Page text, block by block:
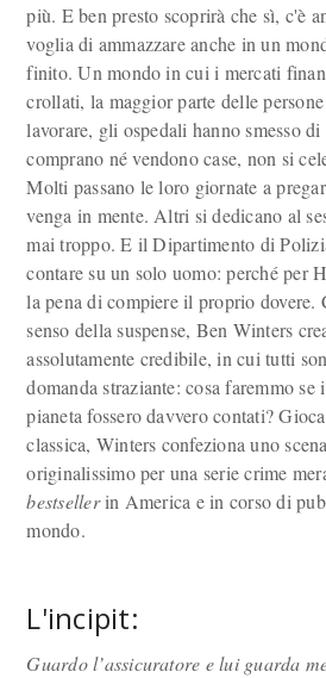
più. E ben presto scoprirà che sì, c'è
voglia di ammazzare anche in un
finito. Un mondo in cui i mercati
crollati, la maggior parte delle
lavorare, gli ospedali hanno smesso
comprano né vendono case, non si
Molti passano le loro giornate a
venga in mente. Altri si dedicano al
mai troppo. E il Dipartimento di
contare su un solo uomo: perché per
la pena di compiere il proprio dovere.
senso della suspense, Ben Winters
assolutamente credibile, in cui tutti
domanda straziante: cosa faremmo
pianeta fossero davvero contati?
classica, Winters confeziona uno
originalissimo per una serie crime
bestsellerin America e in corso di
mondo.
L'incipit:
Guardo l’assicuratore e lui guarda